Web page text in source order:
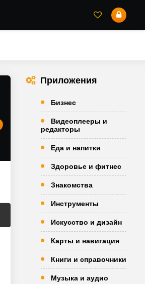
Приложения
Бизнес
Видеоплееры и
редакторы
Еда и напитки
Здоровье и фитнес
Знакомства
Инструменты
Искусство и дизайн
Карты и навигация
Книги и справочники
Музыка и аудио